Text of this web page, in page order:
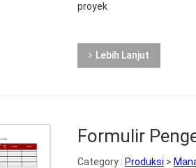
proyek
Lebih Lanjut
Formulir
Category : Produksi >